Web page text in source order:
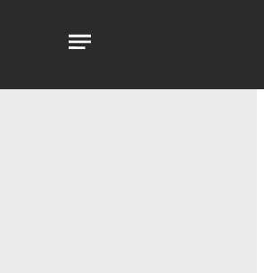
Open
menu